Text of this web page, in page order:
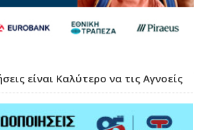
είναι Καλύτερο να τις Αγνοείς